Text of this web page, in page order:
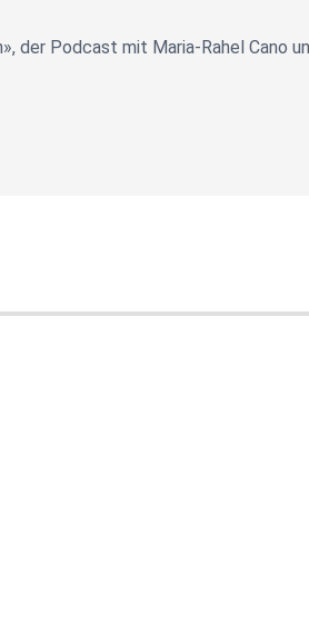
der Podcast mit Maria-Rahel Cano